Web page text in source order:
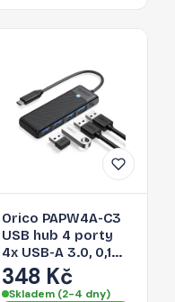
Orico PAPW4A-C3
USB hub 4 porty
4x USB-A 3.0, 0,15
m – černý
348 Kč
Skladem (2-4 dny)